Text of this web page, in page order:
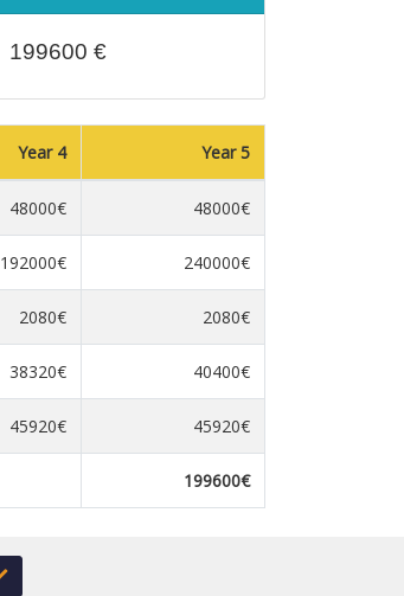
199600 €
Year 4 Year 5
48000€ 48000€
192000€ 240000€
2080€ 2080€
38320€ 40400€
45920€ 45920€
199600€